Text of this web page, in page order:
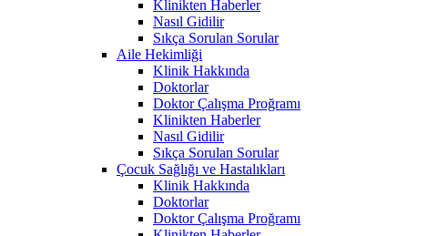
Klinikten Haberler
Nasıl Gidilir
Sıkça Sorulan Sorular
Aile Hekimliği
Klinik Hakkında
Doktorlar
Doktor Çalışma Proğramı
Klinikten Haberler
Nasıl Gidilir
Sıkça Sorulan Sorular
Çocuk Sağlığı ve Hastalıkları
Klinik Hakkında
Doktorlar
Doktor Çalışma Proğramı